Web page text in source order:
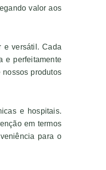
valor aos
e versátil. Cada
e perfeitamente
produtos
e hospitais.
em termos
para o